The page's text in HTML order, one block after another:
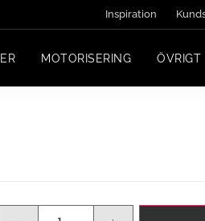
Inspiration
MOTORISERING